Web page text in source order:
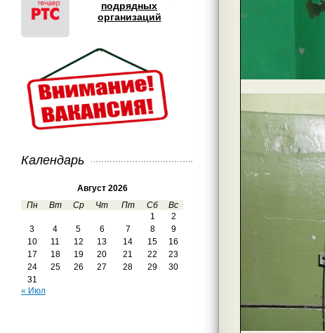
подрядных
организаций
Календарь
Август 2026
Пн
Вт Ср Чт Пт Сб
Вс
1
2
3
4 5 6 7 8
9
10
11 12 13 14 15
16
17
18 19 20 21 22
23
24
25 26 27 28 29
30
31
« Июл